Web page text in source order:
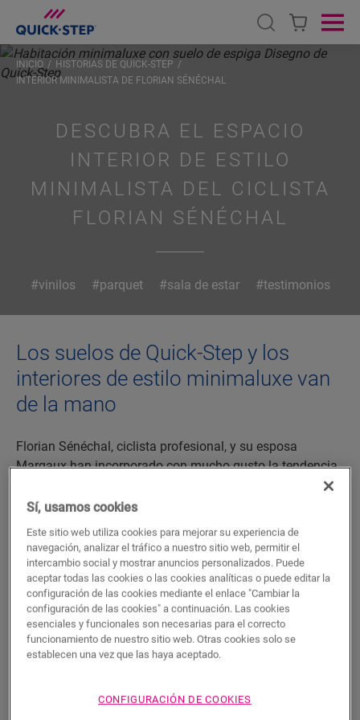
Open search
DESCUBRA EL ESPACIO
INTERIOR DE ESTILO
MINIMALISTA DEL CICLISTA
FLORIAN SÉNÉCHAL
#vinilos #parquet #sala de estar #testimonios
INICIO
HISTORIAS DE QUICK-STEP
INTERIOR MINIMALISTA DE FLORIAN SÉNÉCHAL
Los suelos de Quick-Step y los
interiores de estilo minimaluxe van
de la mano
Florian Sénéchal, ciclista profesional, y su esposa
Margaux han incorporado con mucho gusto la tendencia
«minimaluxe» (minimalismo y lujo) en la decoración de
su hogar, combinando simplicidad minimalista con
inspirado en ellujo armonioso, encaja a la perfección con
los suelos de Quick-Step, conocidos por su diseño de alta
calidad y su fácil mantenimiento. Descubra la integración
de los suelos de Quick-Step en el espacio interior
minimalista de Sénéchal, que transmite lujo y ligereza en
cada detalle.
STEP
Sí, usamos cookies
Este sitio web utiliza cookies para mejorar su experiencia de
navegación, analizar el tráfico a nuestro sitio web, permitir el
intercambio social y mostrar anuncios personalizados. Puede
aceptar todas las cookies o las cookies analíticas o puede editar la
configuración de las cookies mediante el enlace "Cambiar la
configuración de las cookies" a continuación. Las cookies
esenciales y funcionales son necesarias para el correcto
funcionamiento de nuestro sitio web. Otras cookies solo se
establecen una vez que las haya aceptado.
CONFIGURACIÓN DE COOKIES